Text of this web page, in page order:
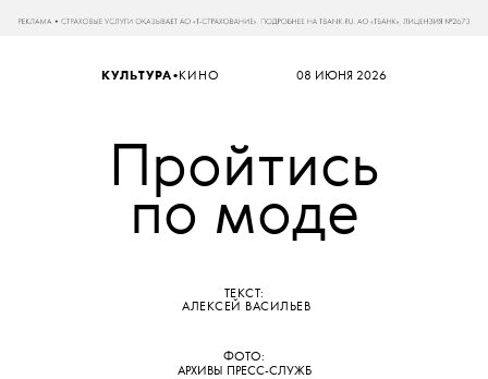
08 ИЮНЯ 2026
КУЛЬТУРА•КИНО
Пройтись
по моде
ТЕКСТ:
АЛЕКСЕЙ ВАСИЛЬЕВ
ФОТО:
АРХИВЫ ПРЕСС-СЛУЖБ